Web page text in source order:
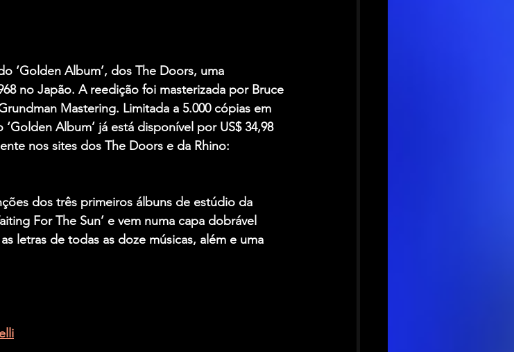
‘Golden Album’, dos The Doors, uma
no Japão. A reedição foi masterizada por Bruce
Mastering. Limitada a 5.000 cópias em
Album’ já está disponível por US$ 34,98
nos sites dos The Doors e da Rhino:
dos três primeiros álbuns de estúdio da
For The Sun’ e vem numa capa dobrável
letras de todas as doze músicas, além e uma